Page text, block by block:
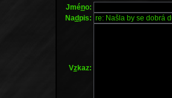
Jméno:
Nadpis:
Vzkaz: